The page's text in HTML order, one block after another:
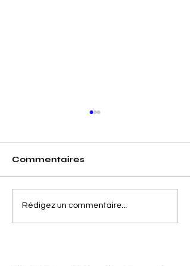
Séparer la Précision
de l'Erreur de
Commentaires
Rédigez un commentaire...